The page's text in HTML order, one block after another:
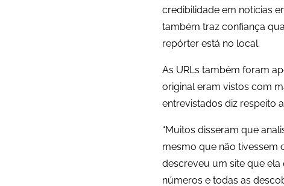
credibilidade em notícias
também traz confiança
repórter está no local.
As URLs também foram
original eram vistos com
entrevistados diz respeito
“Muitos disseram que
mesmo que não tivessem
descreveu um site que ela
números e todas as